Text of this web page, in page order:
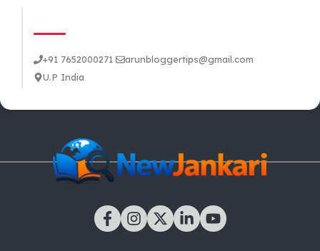
+91 7652000271
arunbloggertips@gmail.com
U.P India